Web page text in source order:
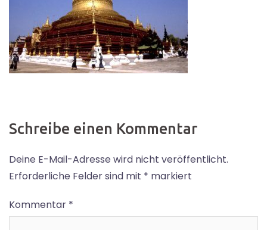
Schreibe einen Kommentar
Deine E-Mail-Adresse wird nicht veröffentlicht.
Erforderliche Felder sind mit * markiert
Kommentar *